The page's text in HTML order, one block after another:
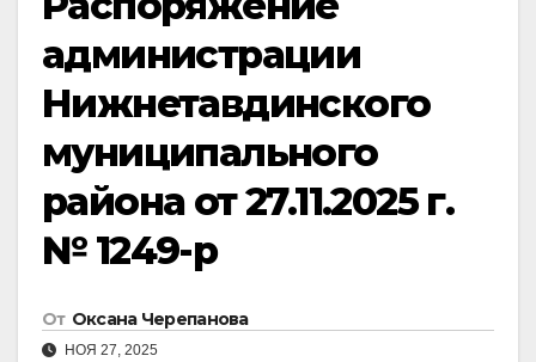
администрации
Нижнетавдинского
муниципального
района от 27.11.2025 г.
№ 1249-р
От Оксана Черепанова
НОЯ 27, 2025